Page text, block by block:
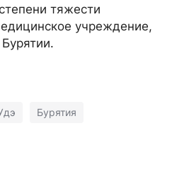
тяжести
учреждение,
Бурятия